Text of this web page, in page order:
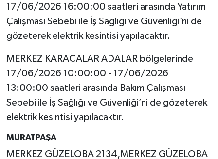
17/06/2026 16:00:00 saatleri arasında Yatırım
Çalışması Sebebi ile İş Sağlığı ve Güvenliği’ni de
gözeterek elektrik kesintisi yapılacaktır.
MERKEZ KARACALAR ADALAR bölgelerinde
17/06/2026 10:00:00 - 17/06/2026
13:00:00 saatleri arasında Bakım Çalışması
Sebebi ile İş Sağlığı ve Güvenliği’ni de gözeterek
elektrik kesintisi yapılacaktır.
MURATPAŞA
MERKEZ GÜZELOBA 2134,MERKEZ GÜZELOBA